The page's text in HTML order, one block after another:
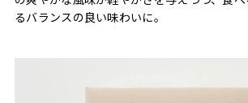
るバランスの良い味わいに。